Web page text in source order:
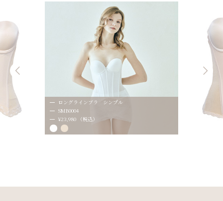
ロングラインブラ シンプル
SMB0004
¥23,980 （税込）